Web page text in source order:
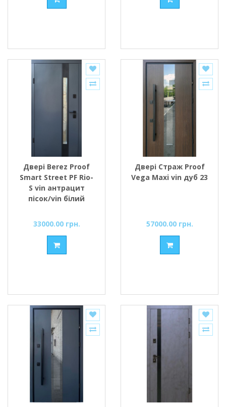
Двері Berez Proof
Smart Street PF Rio-
S vin антрацит
пісок/vin білий
33000.00 грн.
Двері Страж Proof
Vega Maxi vin дуб 23
57000.00 грн.